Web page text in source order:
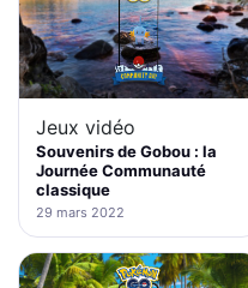
Jeux vidéo
Souvenirs de Gobou : la
Journée Communauté
classique
29 mars 2022